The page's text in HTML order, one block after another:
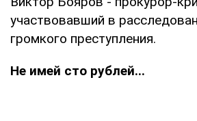
участвовавший в
громкого преступления.
Не имей сто рублей...